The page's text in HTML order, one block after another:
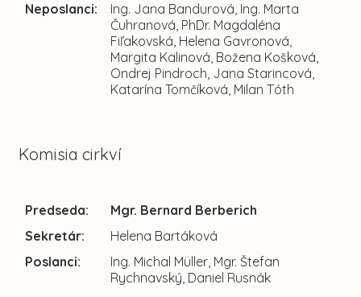
Neposlanci:
Ing. Jana Bandurová, Ing. Marta
Čuhranová, PhDr. Magdaléna
Fiľakovská, Helena Gavronová,
Margita Kalinová, Božena Košková,
Ondrej Pindroch, Jana Starincová,
Katarína Tomčíková, Milan Tóth
Komisia cirkví
Predseda:
Mgr. Bernard Berberich
Sekretár:
Helena Bartáková
Poslanci:
Ing. Michal Müller, Mgr. Štefan
Rychnavský, Daniel Rusnák